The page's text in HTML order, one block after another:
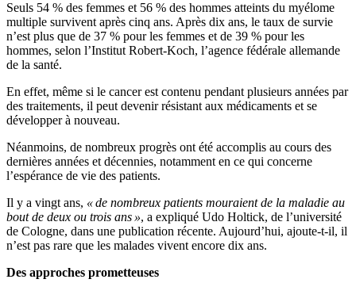
Seuls 54 % des femmes et 56 % des hommes atteints du myélome
multiple survivent après cinq ans. Après dix ans, le taux de survie
n’est plus que de 37 % pour les femmes et de 39 % pour les
hommes, selon l’Institut Robert-Koch, l’agence fédérale allemande
de la santé.
En effet, même si le cancer est contenu pendant plusieurs années par
des traitements, il peut devenir résistant aux médicaments et se
développer à nouveau.
Néanmoins, de nombreux progrès ont été accomplis au cours des
dernières années et décennies, notamment en ce qui concerne
l’espérance de vie des patients.
Il y a vingt ans, « de nombreux patients mouraient de la maladie au
bout de deux ou trois ans », a expliqué Udo Holtick, de l’université
de Cologne, dans une publication récente. Aujourd’hui, ajoute-t-il, il
n’est pas rare que les malades vivent encore dix ans.
Des approches prometteuses